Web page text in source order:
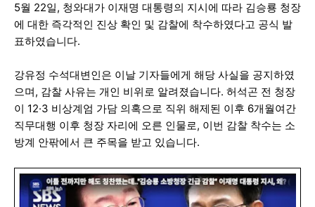
5월 22일, 청와대가 이재명 대통령의 지시에 따라 김승룡 청장
에 대한 즉각적인 진상 확인 및 감찰에 착수하였다고 공식 발
표하였습니다.
강유정 수석대변인은 이날 기자들에게 해당 사실을 공지하였
으며, 감찰 사유는 개인 비위로 알려졌습니다. 허석곤 전 청장
이 12·3 비상계엄 가담 의혹으로 직위 해제된 이후 6개월여간
직무대행 이후 청장 자리에 오른 인물로, 이번 감찰 착수는 소
방계 안팎에서 큰 주목을 받고 있습니다.